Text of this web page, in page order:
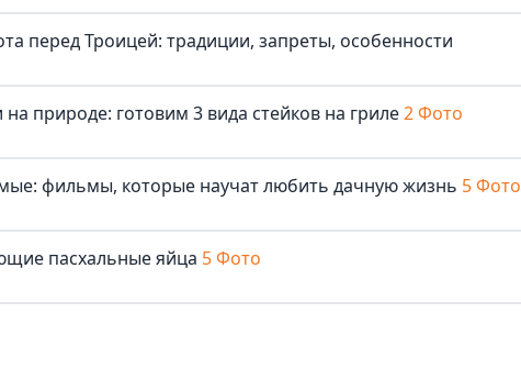
перед Троицей: традиции, запреты, особенности
природе: готовим 3 вида стейков на гриле2 Фото
фильмы, которые научат любить дачную жизнь 5 Фото
пасхальные яйца 5 Фото